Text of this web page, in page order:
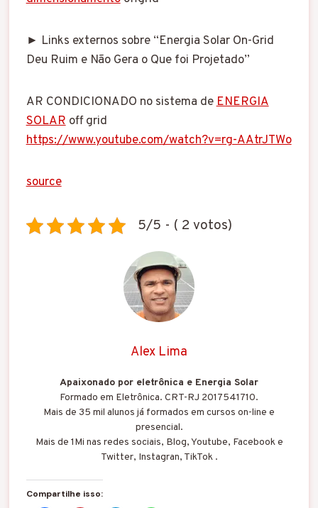
► Links externos sobre “Energia Solar On-Grid
Deu Ruim e Não Gera o Que foi Projetado”
AR CONDICIONADO no sistema deENERGIA
SOLARoff grid
https://www.youtube.com/watch?v=rg-AAtrJTWo
source
5/5 - ( 2 votos)
Alex Lima
Apaixonado por eletrônica e Energia Solar
Formado em Eletrônica. CRT-RJ 2017541710.
Mais de 35 mil alunos já formados em cursos on-line e
presencial.
Mais de 1Mi nas redes sociais, Blog, Youtube, Facebook e
Twitter, Instagran, TikTok .
Compartilhe isso: